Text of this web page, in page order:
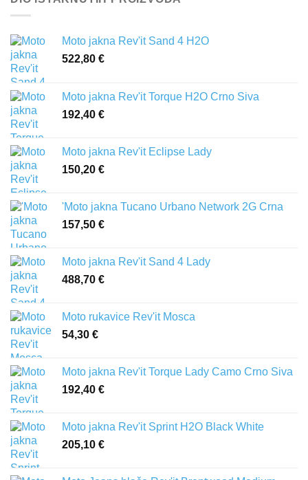
Moto jakna Rev'it Sand 4 H2O
522,80 €
Moto jakna Rev'it Torque H2O Crno Siva
192,40 €
Moto jakna Rev'it Eclipse Lady
150,20 €
'Moto jakna Tucano Urbano Network 2G Crna
157,50 €
Moto jakna Rev'it Sand 4 Lady
488,70 €
Moto rukavice Rev'it Mosca
54,30 €
Moto jakna Rev'it Torque Lady Camo Crno Siva
192,40 €
Moto jakna Rev'it Sprint H2O Black White
205,10 €